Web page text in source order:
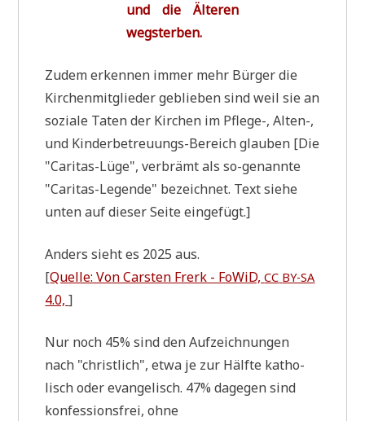
und die Älte­ren
wegsterben.
Zudem erken­nen immer mehr Bür­ger die
Kir­chen­mit­glie­der geblie­ben sind weil sie an
sozia­le Taten der Kir­chen im Pfle­ge-, Alten-,
und Kin­der­be­treu­ungs-Bereich glau­ben [Die
"Cari­tas-Lüge", ver­brämt als so-genann­te
"Cari­tas-Legen­de" bezeich­net. Text sie­he
unten auf die­ser Sei­te eingefügt.]
Anders sieht es 2025 aus.
[Quel­le: Von Car­sten Frerk - FoWiD,CC BY-SA
4.0,]
Nur noch 45% sind den Auf­zeich­nun­gen
nach "christ­lich", etwa je zur Hälf­te katho­
lisch oder evan­ge­lisch. 47% dage­gen sind
kon­fes­si­ons­frei, ohne